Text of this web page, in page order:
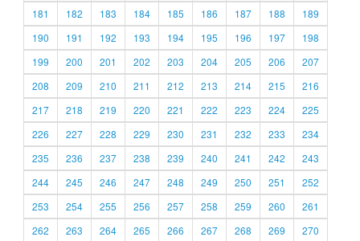
181
182 183 184 185 186 187 188
189
190
191 192 193 194 195 196 197
198
199
200 201 202 203 204 205 206
207
208
209 210 211 212 213 214 215
216
217
218 219 220 221 222 223 224
225
226
227 228 229 230 231 232 233
234
235
236 237 238 239 240 241 242
243
244
245 246 247 248 249 250 251
252
253
254 255 256 257 258 259 260
261
262
263 264 265 266 267 268 269 270